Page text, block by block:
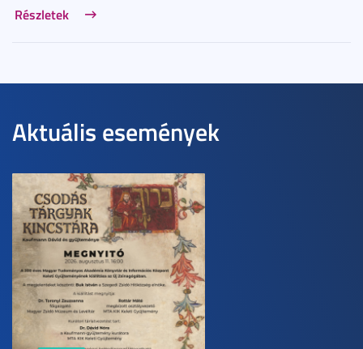
Részletek
Aktuális események